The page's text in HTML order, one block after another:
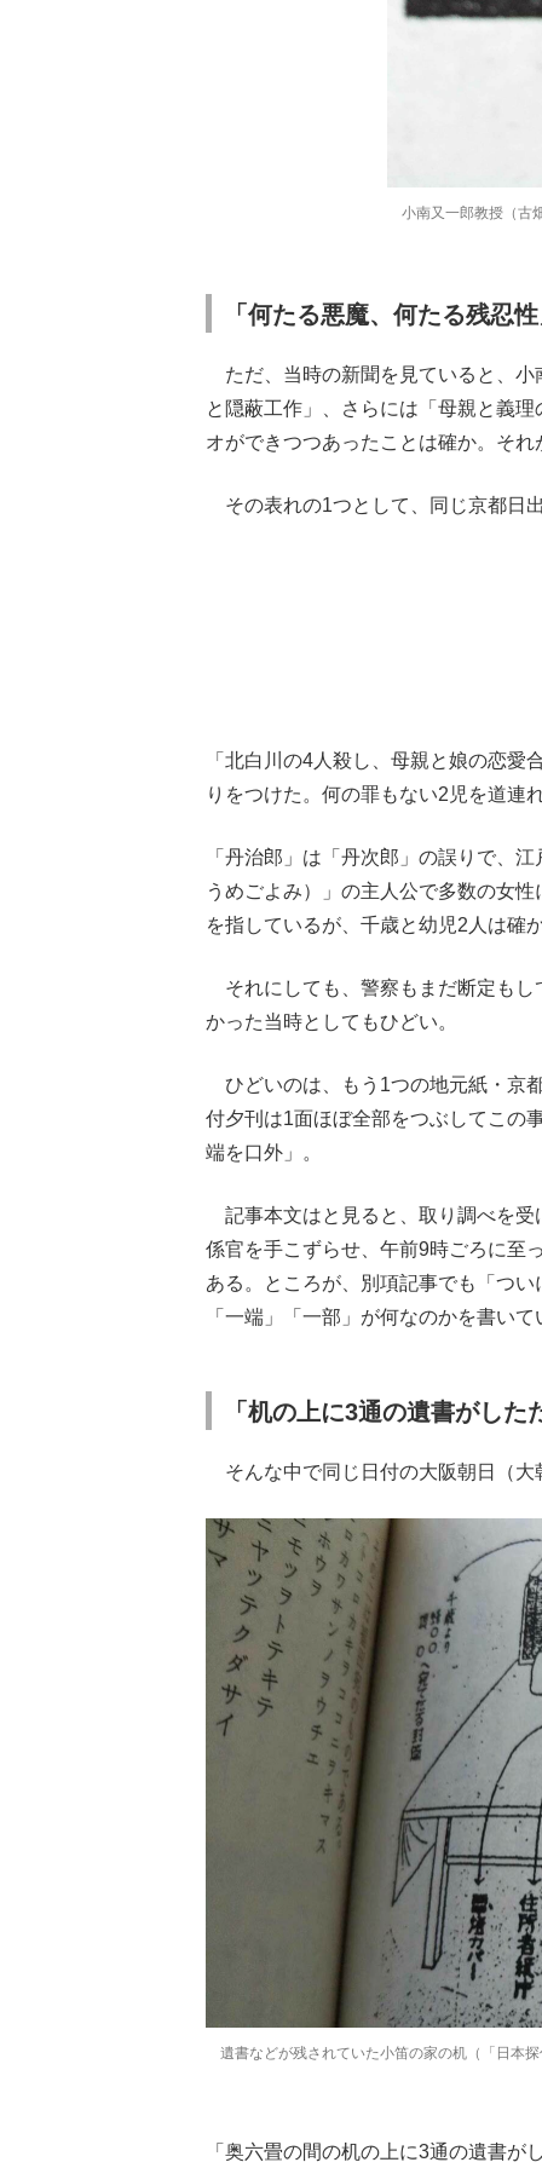
小南又一郎教授（古
「何たる悪魔、何たる残忍
ただ、当時の新聞を見ていると、小
と隠蔽工作」、さらには「母親と義
オができつつあったことは確か。そ
その表れの1つとして、同じ京都日
「北白川の4人殺し、母親と娘の恋
りをつけた。何の罪もない2児を道連
「丹治郎」は「丹次郎」の誤りで、
うめごよみ）」の主人公で多数の女
を指しているが、千歳と幼児2人は確
それにしても、警察もまだ断定もし
かった当時としてもひどい。
ひどいのは、もう1つの地元紙・京
付夕刊は1面ほぼ全部をつぶしてこ
端を口外」。
記事本文はと見ると、取り調べを受
係官を手こずらせ、午前9時ごろに至
ある。ところが、別項記事でも「つ
「一端」「一部」が何なのかを書いて
「机の上に3通の遺書がし
そんな中で同じ日付の大阪朝日（大
遺書などが残されていた小笛の家の机（「日本
「奥六畳の間の机の上に3通の遺書